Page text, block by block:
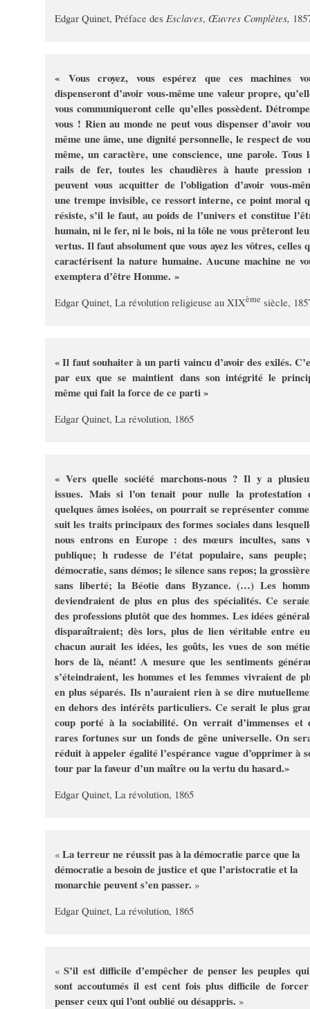
Edgar Quinet, Préface des Esclaves, Œuvres Complètes,
« Vous croyez, vous espérez que ces machines
dispenseront d’avoir vous-même une valeur propre,
vous communiqueront celle qu’elles possèdent.
vous ! Rien au monde ne peut vous dispenser d’avoir
même une âme, une dignité personnelle, le respect de
même, un caractère, une conscience, une parole. Tous
rails de fer, toutes les chaudières à haute pression
peuvent vous acquitter de l’obligation d’avoir vous-
une trempe invisible, ce ressort interne, ce point moral
résiste, s’il le faut, au poids de l’univers et constitue
humain, ni le fer, ni le bois, ni la tôle ne vous prêteront
vertus. Il faut absolument que vous ayez les vôtres, celles
caractérisent la nature humaine. Aucune machine ne
exemptera d’être Homme. »
Edgar Quinet, La révolution religieuse au XIXème siècle,
« Il faut souhaiter à un parti vaincu d’avoir des exilés.
par eux que se maintient dans son intégrité le
même qui fait la force de ce parti »
Edgar Quinet, La révolution, 1865
« Vers quelle société marchons-nous ? Il y a
issues. Mais si l’on tenait pour nulle la protestation
quelques âmes isolées, on pourrait se représenter
suit les traits principaux des formes sociales dans
nous entrons en Europe : des mœurs incultes, sans
publique; h rudesse de l’état populaire, sans
démocratie, sans démos; le silence sans repos; la
sans liberté; la Béotie dans Byzance. (…) Les
deviendraient de plus en plus des spécialités. Ce
des professions plutôt que des hommes. Les idées
disparaîtraient; dès lors, plus de lien véritable entre
chacun aurait les idées, les goûts, les vues de son
hors de là, néant! A mesure que les sentiments
s’éteindraient, les hommes et les femmes vivraient de
en plus séparés. Ils n’auraient rien à se dire
en dehors des intérêts particuliers. Ce serait le plus
coup porté à la sociabilité. On verrait d’immenses et
rares fortunes sur un fonds de gêne universelle. On
réduit à appeler égalité l’espérance vague d’opprimer à
tour par la faveur d’un maître ou la vertu du hasard.»
Edgar Quinet, La révolution, 1865
« La terreur ne réussit pas à la démocratie parce que la
démocratie a besoin de justice et que l’aristocratie et la
monarchie peuvent s’en passer. »
Edgar Quinet, La révolution, 1865
«S’il est difficile d’empêcher de penser les peuples
sont accoutumés il est cent fois plus difficile de
penser ceux qui l’ont oublié ou désappris. »